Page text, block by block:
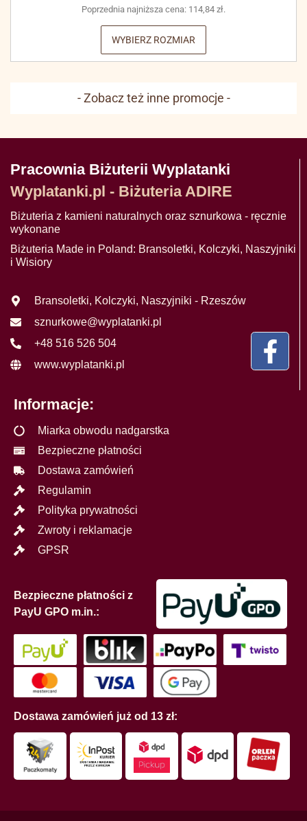
Poprzednia najniższa cena: 114,84 zł.
WYBIERZ ROZMIAR
- Zobacz też inne promocje -
Pracownia Biżuterii Wyplatanki
Wyplatanki.pl - Biżuteria ADIRE
Biżuteria z kamieni naturalnych oraz sznurkowa - ręcznie
wykonane
Biżuteria Made in Poland: Bransoletki, Kolczyki, Naszyjniki
i Wisiory
Bransoletki, Kolczyki, Naszyjniki - Rzeszów
sznurkowe@wyplatanki.pl
+48 516 526 504
www.wyplatanki.pl
Informacje:
Miarka obwodu nadgarstka
Bezpieczne płatności
Dostawa zamówień
Regulamin
Polityka prywatności
Zwroty i reklamacje
GPSR
Bezpieczne płatności z
PayU GPO m.in.:
Dostawa zamówień już od 13 zł: